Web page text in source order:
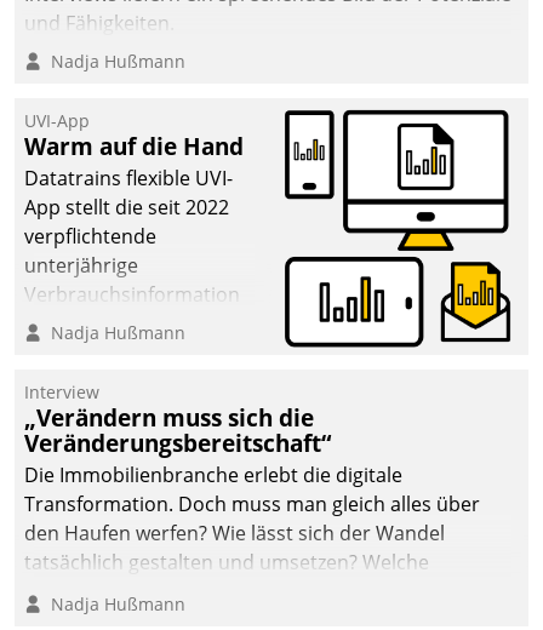
und Fähigkeiten.
Nadja Hußmann
UVI-App
Warm auf die Hand
Datatrains flexible UVI-
App stellt die seit 2022
verpflichtende
unterjährige
Verbrauchsinformation
schnell, zuverlässig und
Die monatlichen
Mitteilungen zum
Heizungs- und
Wasserverbrauch gehen
automatisiert, vollständig
und auf Wunsch über
mehrere zuvor
Kommunikationswege bei
Nadja Hußmann
Interview
„Verändern muss sich die
Veränderungsbereitschaft“
Die Immobilienbranche erlebt die digitale
Transformation. Doch muss man gleich alles über
den Haufen werfen? Wie lässt sich der Wandel
tatsächlich gestalten und umsetzen? Welche
Argumente zählen wirklich?
Nadja Hußmann